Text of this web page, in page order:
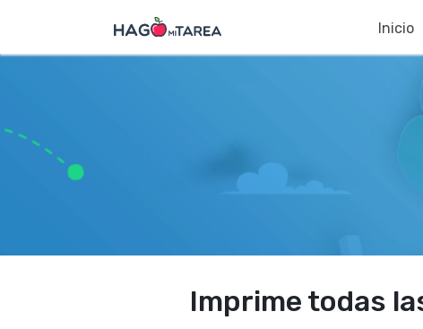
Inicio
Imprime todas